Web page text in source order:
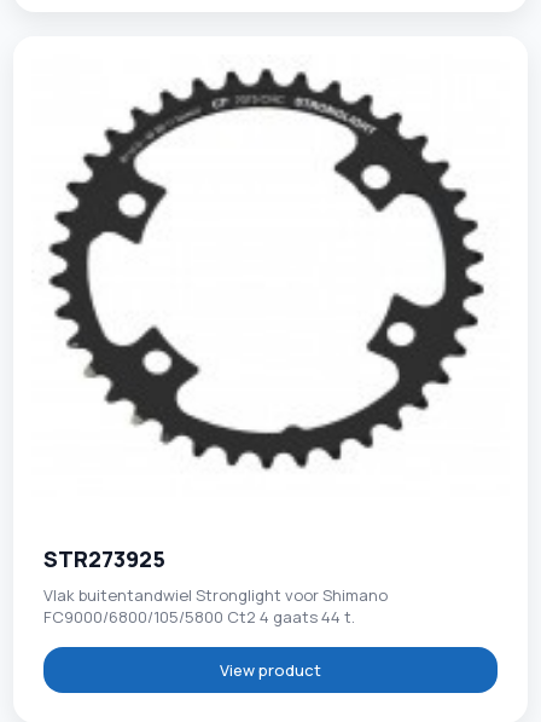
STR273925
Vlak buitentandwiel Stronglight voor Shimano
FC9000/6800/105/5800 Ct2 4 gaats 44 t.
View product